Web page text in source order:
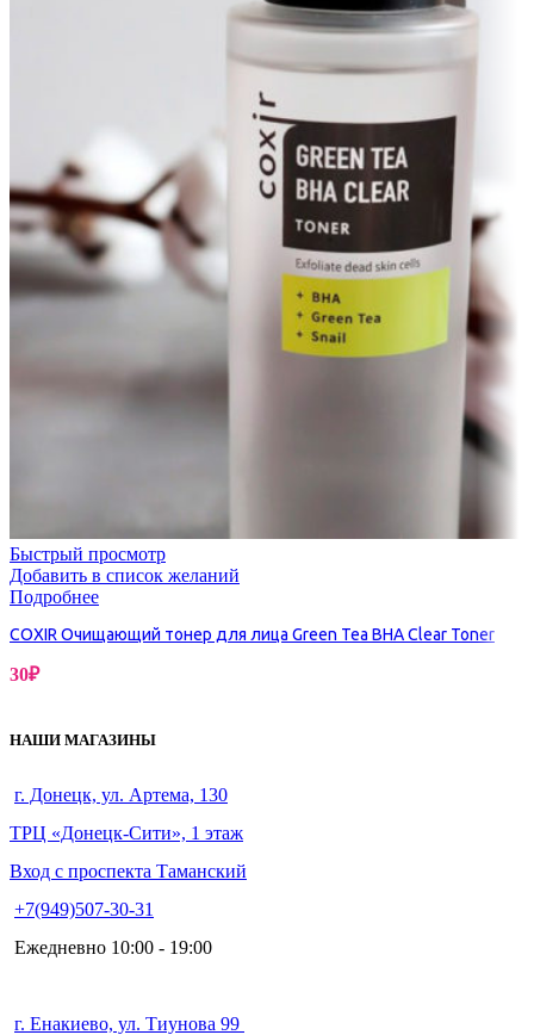
Быстрый просмотр
Добавить в список желаний
Подробнее
COXIR Очищающий тонер для лица Green Tea BHA Clear Toner
30₽
НАШИ МАГАЗИНЫ
г. Донецк, ул. Артема, 130
ТРЦ «Донецк-Сити», 1 этаж
Вход с проспекта Таманский
+7(949)507-30-31
Ежедневно 10:00 - 19:00
г. Енакиево, ул. Тиунова 99